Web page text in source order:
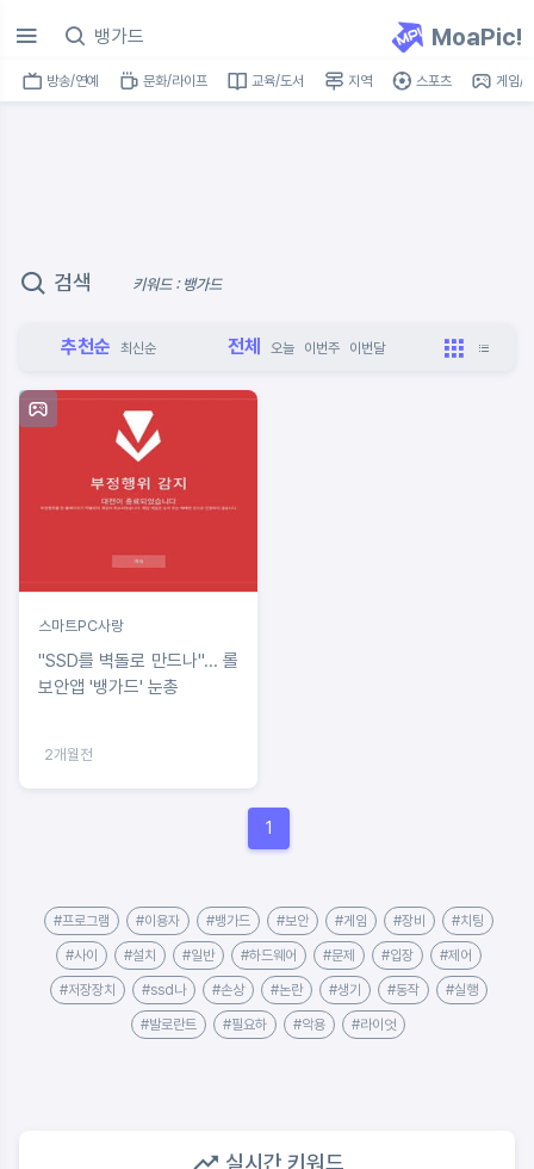
MoaPic!
방송/연예 문화/라이프 교육/도서 지역 스포츠 게임/
검색 키워드 : 뱅가드
추천순 최신순 전체 오늘 이번주 이번달
스마트PC사랑
"SSD를 벽돌로 만드나"... 롤
보안앱 '뱅가드' 눈총
2개월전
1
#프로그램 #이용자 #뱅가드 #보안 #게임 #장비 #치팅
#사이 #설치 #일반 #하드웨어 #문제 #입장 #제어
#저장장치 #ssd나 #손상 #논란 #생기 #동작 #실행
#발로란트 #필요하 #악용 #라이엇
실시간 키워드